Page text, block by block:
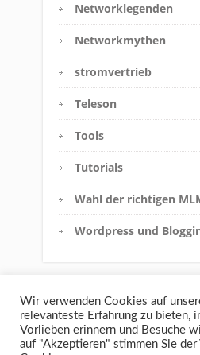
Networklegenden
Networkmythen
stromvertrieb
Teleson
Tools
Tutorials
Wahl der richtigen
Wordpress und
Wir verwenden Cookies auf
relevanteste Erfahrung zu bieten,
Vorlieben erinnern und Besuche
auf "Akzeptieren" stimmen Sie der